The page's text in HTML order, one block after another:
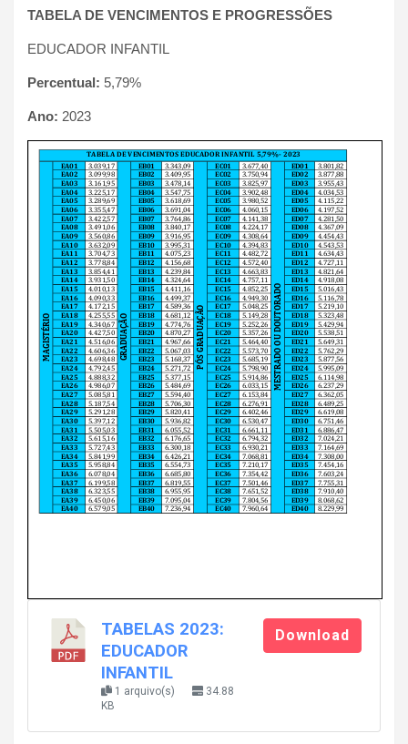
TABELA DE VENCIMENTOS E PROGRESSÕES
EDUCADOR INFANTIL
Percentual: 5,79%
Ano: 2023
TABELAS 2023:
EDUCADOR
INFANTIL
1 arquivo(s)
34.88
KB
Download